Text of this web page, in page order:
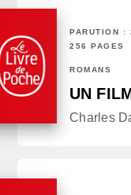
PARUTION :
256 PAGES
ROMANS
UN
Charles